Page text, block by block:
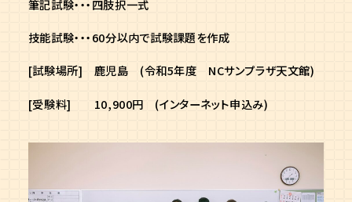
筆記試験・・・四肢択一式
技能試験・・・60分以内で試験課題を作成
[試験場所] 鹿児島 (令和5年度 NCサンプラザ天文館)
[受験料] 10,900円 (インターネット申込み)